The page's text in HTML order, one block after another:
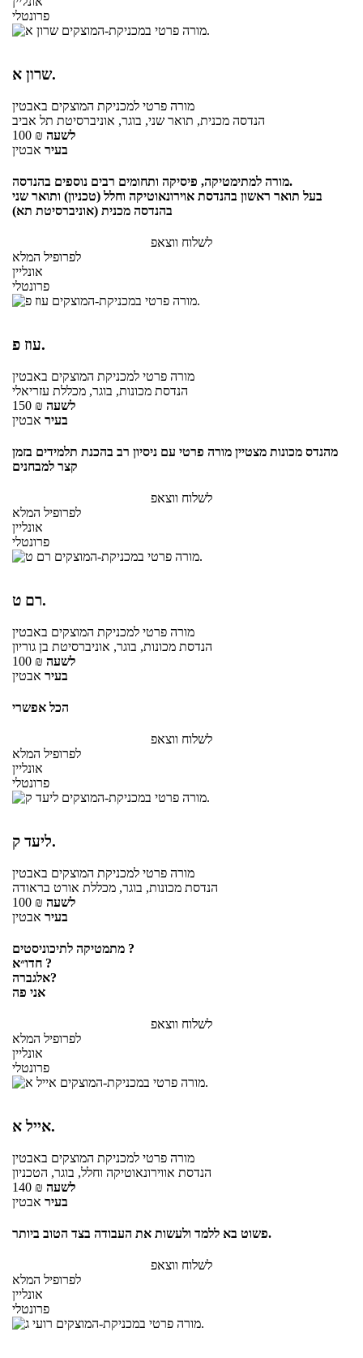
פרונטלי
שרון א.
מורה פרטי למכניקת המוצקים באבטין
הנדסה מכנית, תואר שני, בוגר, אוניברסיטת תל אביב
100 ₪ לשעה
בעיר אבטין
מורה למתימטיקה, פיסיקה ותחומים רבים נוספים בהנדסה.
בעל תואר ראשון בהנדסת אוירונאוטיקה וחלל (טכניון) ותואר שני
בהנדסה מכנית (אוניברסיטת תא)
לשלוח ווצאפ
לפרופיל המלא
אונליין
פרונטלי
עוז פ.
מורה פרטי למכניקת המוצקים באבטין
הנדסת מכונות, בוגר, מכללת עזריאלי
150 ₪ לשעה
בעיר אבטין
מהנדס מכונות מצטיין מורה פרטי עם ניסיון רב בהכנת תלמידים בזמן
קצר למבחנים
לשלוח ווצאפ
לפרופיל המלא
אונליין
פרונטלי
רם ט.
מורה פרטי למכניקת המוצקים באבטין
הנדסת מכונות, בוגר, אוניברסיטת בן גוריון
100 ₪ לשעה
בעיר אבטין
הכל אפשרי
לשלוח ווצאפ
לפרופיל המלא
אונליין
פרונטלי
ליעד ק.
מורה פרטי למכניקת המוצקים באבטין
הנדסת מכונות, בוגר, מכללת אורט בראודה
100 ₪ לשעה
בעיר אבטין
מתמטיקה לתיכוניסטים ?
חדו״א ?
אלגברה?
אני פה
לשלוח ווצאפ
לפרופיל המלא
אונליין
פרונטלי
אייל א.
מורה פרטי למכניקת המוצקים באבטין
הנדסת אווירונאוטיקה וחלל, בוגר, הטכניון
140 ₪ לשעה
בעיר אבטין
פשוט בא ללמד ולעשות את העבודה בצד הטוב ביותר.
לשלוח ווצאפ
לפרופיל המלא
אונליין
פרונטלי